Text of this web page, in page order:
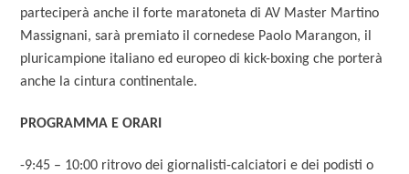
parteciperà anche il forte maratoneta di AV Master Martino
Massignani, sarà premiato il cornedese Paolo Marangon, il
pluricampione italiano ed europeo di kick-boxing che porterà
anche la cintura continentale.
PROGRAMMA E ORARI
-9:45 – 10:00 ritrovo dei giornalisti-calciatori e dei podisti o